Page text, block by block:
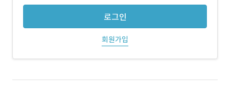
로그인
회원가입